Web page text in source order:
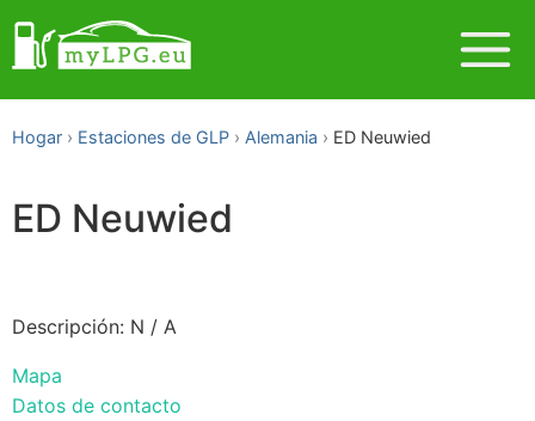
Hogar Estaciones de GLP Alemania ED Neuwied
ED Neuwied
Descripción: N / A
Mapa
Datos de contacto